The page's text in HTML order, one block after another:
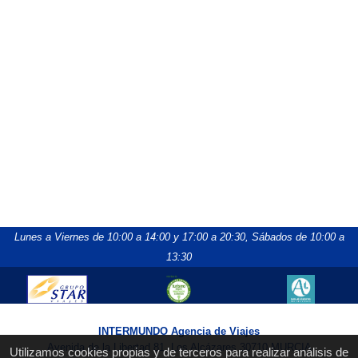
Utilizamos cookies propias y de terceros para realizar análisis de
Lunes a Viernes de 10:00 a 14:00 y 17:00 a 20:30, Sábados de 10:00 a
13:30
INTERMUNDO Agencia de Viajes
Avenida de la Libertad 81, Los Alcázares 30710 MURCIA